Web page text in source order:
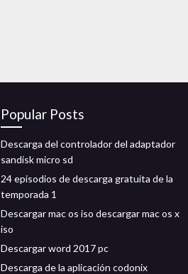
Popular Posts
Descarga del controlador del adaptador
sandisk micro sd
24 episodios de descarga gratuita de la
temporada 1
Descargar mac os iso descargar mac os x
iso
Descargar word 2017 pc
Descarga de la aplicación codonix